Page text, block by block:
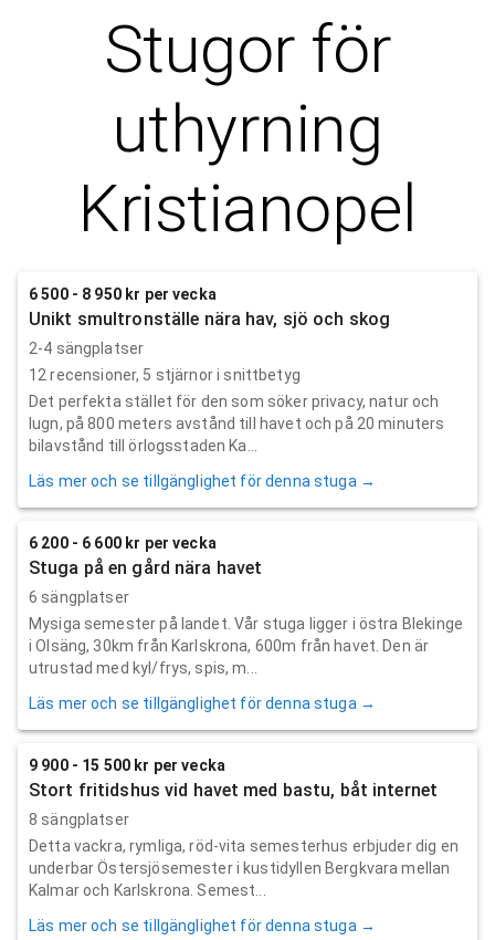
Stugor för
uthyrning
Kristianopel
6 500 - 8 950 kr per vecka
Unikt smultronställe nära hav, sjö och skog
2-4 sängplatser
12 recensioner, 5 stjärnor i snittbetyg
Det perfekta stället för den som söker privacy, natur och
lugn, på 800 meters avstånd till havet och på 20 minuters
bilavstånd till örlogsstaden Ka...
Läs mer och se tillgänglighet för denna stuga →
6 200 - 6 600 kr per vecka
Stuga på en gård nära havet
6 sängplatser
Mysiga semester på landet. Vår stuga ligger i östra Blekinge
i Olsäng, 30km från Karlskrona, 600m från havet. Den är
utrustad med kyl/frys, spis, m...
Läs mer och se tillgänglighet för denna stuga →
9 900 - 15 500 kr per vecka
Stort fritidshus vid havet med bastu, båt internet
8 sängplatser
Detta vackra, rymliga, röd-vita semesterhus erbjuder dig en
underbar Östersjösemester i kustidyllen Bergkvara mellan
Kalmar och Karlskrona. Semest...
Läs mer och se tillgänglighet för denna stuga →